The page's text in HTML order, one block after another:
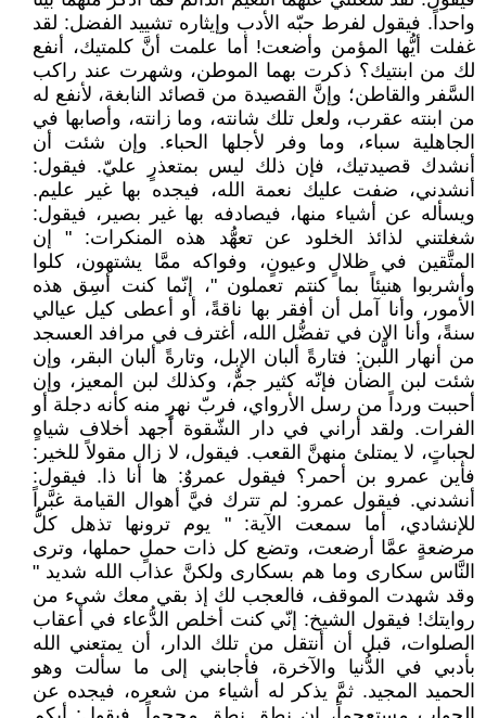
واحداً. فيقول لفرط حبّه الأدب وإيثاره تشييد الفضل: لقد
غفلت أيُّها المؤمن وأضعت! أما علمت أنَّ كلمتيك، أنفع
لك من ابنتيك؟ ذكرت بهما الموطن، وشهرت عند راكب
السَّفر والقاطن؛ وإنَّ القصيدة من قصائد النابغة، لأنفع له
من ابنته عقرب، ولعل تلك شانته، وما زانته، وأصابها في
الجاهلية سباء، وما وفر لأجلها الحباء. وإن شئت أن
أنشدك قصيدتيك، فإن ذلك ليس بمتعذرٍ عليّ. فيقول:
أنشدني، ضفت عليك نعمة الله، فيجده بها غير عليم.
ويسأله عن أشياء منها، فيصادفه بها غير بصير، فيقول:
شغلتني لذائذ الخلود عن تعهُّد هذه المنكرات: " إن
المتَّقين في ظلالٍ وعيونٍ، وفواكه ممَّا يشتهون، كلوا
وأشربوا هنيئاً بما كنتم تعملون "، إنّما كنت أسِق هذه
الأمور، وأنا آمل أن أفقر بها ناقةً، أو أعطى كيل عيالي
سنةً، وأنا الان في تفضُّل الله، أغترف في مرافد العسجد
من أنهار اللَّبن: فتارةً ألبان الإبل، وتارةً ألبان البقر، وإن
شئت لبن الضأن فإنّه كثير جمٌّ، وكذلك لبن المعيز، وإن
أحببت ورداً من رسل الأرواي، فربّ نهرٍ منه كأنه دجلة أو
الفرات. ولقد أراني في دار الشّقوة أجهد أخلاف شياهٍ
لجباتٍ، لا يمتلئ منهنَّ القعب. فيقول، لا زال مقولاً للخير:
فأين عمرو بن أحمر؟ فيقول عمروٌ: ها أنا ذا. فيقول:
أنشدني. فيقول عمرو: لم تترك فيَّ أهوال القيامة غبَّراً
للإنشادي، أما سمعت الآية: " يوم ترونها تذهل كلُّ
مرضعةٍ عمَّا أرضعت، وتضع كل ذات حملٍ حملها، وترى
النَّاس سكارى وما هم بسكارى ولكنَّ عذاب الله شديد "
وقد شهدت الموقف، فالعجب لك إذ بقي معك شيء من
روايتك! فيقول الشيخ: إنّي كنت أخلص الدُّعاء في أعقاب
الصلوات، قبل أن أنتقل من تلك الدار، أن يمتعني الله
بأدبي في الدُّنيا والآخرة، فأجابني إلى ما سألت وهو
الحميد المجيد. ثمَّ يذكر له أشياء من شعره، فيجده عن